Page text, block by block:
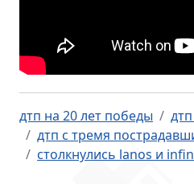
дтп на 20 лет победы
дтп с тремя
столкнулись lanos и